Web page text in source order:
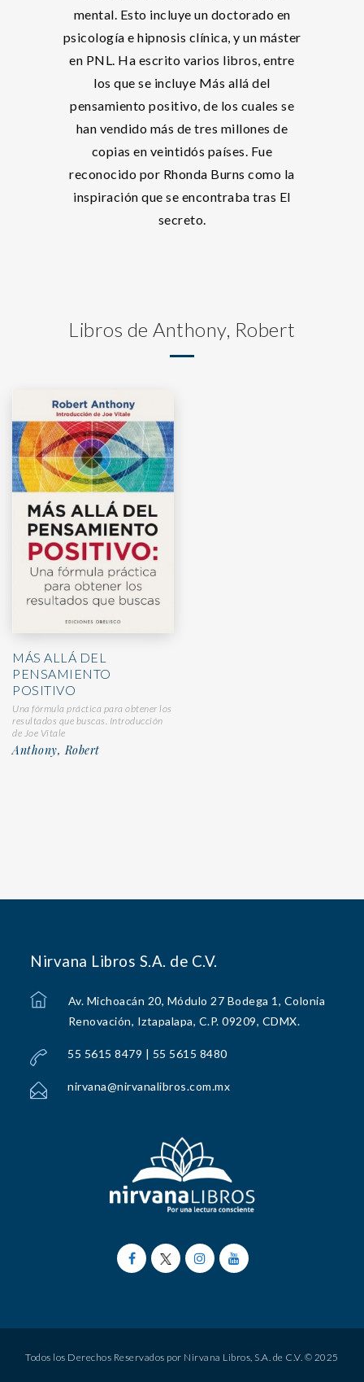
mental. Esto incluye un doctorado en
psicología e hipnosis clínica, y un máster
en PNL. Ha escrito varios libros, entre
los que se incluye Más allá del
pensamiento positivo, de los cuales se
han vendido más de tres millones de
copias en veintidós países. Fue
reconocido por Rhonda Burns como la
inspiración que se encontraba tras El
secreto.
Libros de Anthony, Robert
MÁS ALLÁ DEL
PENSAMIENTO
POSITIVO
Una fórmula práctica para obtener los
resultados que buscas. Introducción
de Joe Vitale
Anthony, Robert
Nirvana Libros S.A. de C.V.
Av. Michoacán 20, Módulo 27 Bodega 1, Colonia
Renovación, Iztapalapa, C.P. 09209, CDMX.
55 5615 8479 | 55 5615 8480
nirvana@nirvanalibros.com.mx
Todos los Derechos Reservados por Nirvana Libros, S.A. de C.V. © 2025